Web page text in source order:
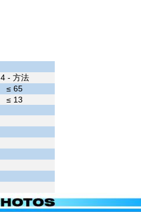
4 - 方法
≤ 65
≤ 13